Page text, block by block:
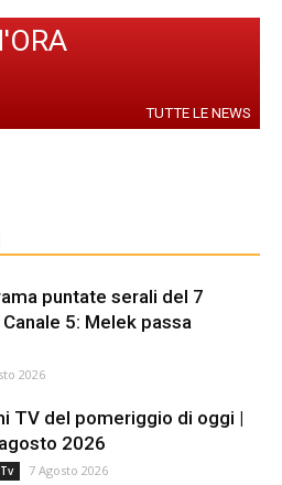
TUTTE LE NEWS
puntate serali del 7
5: Melek passa
2026
TV del pomeriggio di oggi |
2026
7 Agosto 2026